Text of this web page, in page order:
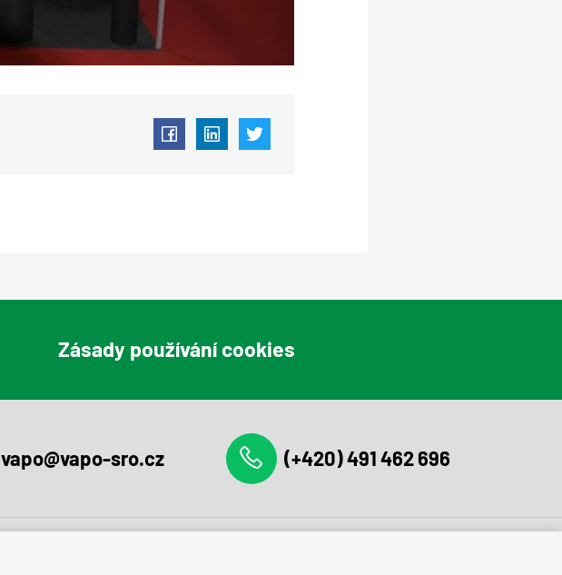
Zásady používání cookies
vapo@vapo-sro.cz (+420) 491 462 696